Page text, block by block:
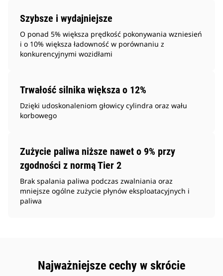
Szybsze i wydajniejsze
O ponad 5% większa prędkość pokonywania wzniesień
i o 10% większa ładowność w porównaniu z
konkurencyjnymi wozidłami
Trwałość silnika większa o 12%
Dzięki udoskonaleniom głowicy cylindra oraz wału
korbowego
Zużycie paliwa niższe nawet o 9% przy
zgodności z normą Tier 2
Brak spalania paliwa podczas zwalniania oraz
mniejsze ogólne zużycie płynów eksploatacyjnych i
paliwa
Najważniejsze cechy w skrócie